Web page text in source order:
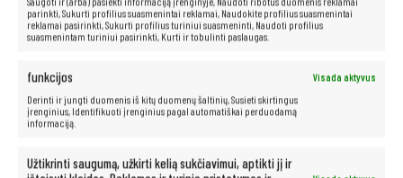
parinkti, Sukurti profilius suasmenintai reklamai, Naudokite profilius suasmenintai
reklamai pasirinkti, Sukurti profilius turiniui suasmeninti, Naudoti profilius
suasmenintam turiniui pasirinkti, Kurti ir tobulinti paslaugas.
funkcijos
Visada aktyvus
Derinti ir jungti duomenis iš kitų duomenų šaltinių, Susieti skirtingus
įrenginius, Identifikuoti įrenginius pagal automatiškai perduodamą
informaciją.
Užtikrinti saugumą, užkirti kelią sukčiavimui, aptikti jį ir
Neribotos multimedijos galimybės –